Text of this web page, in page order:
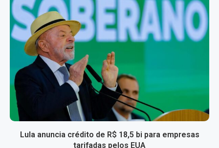
Lula anuncia crédito de R$ 18,5 bi para empresas
tarifadas pelos EUA